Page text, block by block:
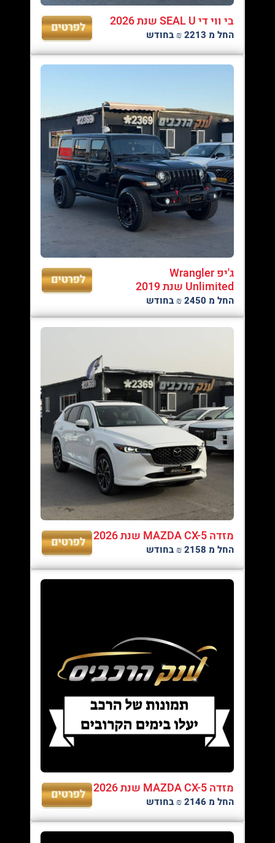
בי ווי די SEAL U שנת 2026
החל מ 2213 ₪ בחודש
ג'יפ Wrangler
Unlimited שנת 2019
החל מ 2450 ₪ בחודש
מזדה MAZDA CX-5 שנת 2026
החל מ 2158 ₪ בחודש
מזדה MAZDA CX-5 שנת 2026
החל מ 2146 ₪ בחודש